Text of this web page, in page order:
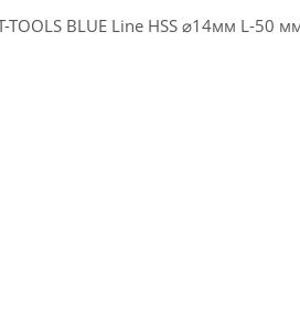
TOOLS BLUE Line HSS ⌀14мм L-50